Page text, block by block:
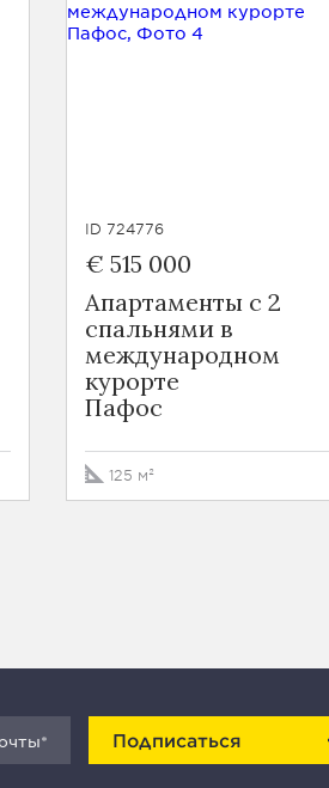
ID 724776
€ 515 000
Апартаменты с 2
спальнями в
международном
курорте
Пафос
125 м²
Подписаться